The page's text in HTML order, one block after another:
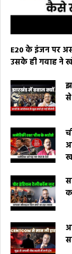
E20 के इंजन पर
उसके ही गवाह ने